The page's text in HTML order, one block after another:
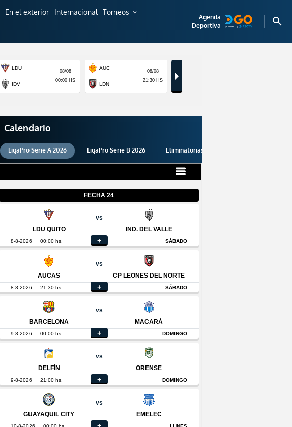
En el exterior Internacional Torneos expand_more
Agenda
Deportiva
search
Calendario
LigaPro Serie A 2026 LigaPro Serie B 2026 Eliminatorias 2026